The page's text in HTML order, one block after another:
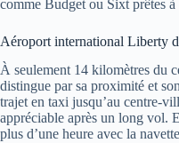
comme Budget ou Sixt prêtes à
Aéroport international Liberty
À seulement 14 kilomètres du
distingue par sa proximité et
trajet en taxi jusqu’au centre-
appréciable après un long vol.
plus d’une heure avec la